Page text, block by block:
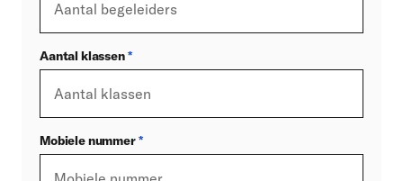
Aantal klassen*
Mobiele nummer*